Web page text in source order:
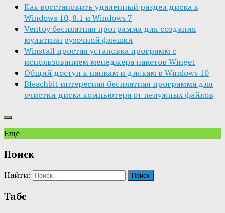
Как восстановить удаленный раздел диска в
Windows 10, 8.1 и Windows 7
Ventoy бесплатная программа для создания
мультизагрузочной флешки
Winstall простая установка программ с
использованием менеджера пакетов Winget
Общий доступ к папкам и дискам в Windows 10
Bleachbit интересная бесплатная программа для
очистки диска компьютера от ненужных файлов
Ещё
Поиск
Найти:
Табс